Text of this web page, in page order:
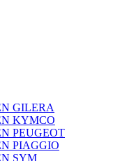
GILERA
KYMCO
PEUGEOT
PIAGGIO
SYM